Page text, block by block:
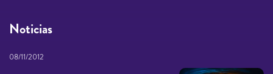
Noticias
08/11/2012